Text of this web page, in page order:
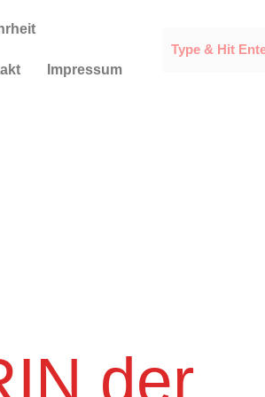
Impressum
der